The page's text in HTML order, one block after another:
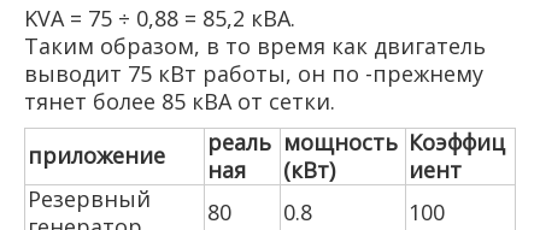
KVA = 75 ÷ 0,88 = 85,2 кВА.
Таким образом, в то время как двигатель
выводит 75 кВт работы, он по -прежнему
тянет более 85 кВА от сетки.
приложение
реаль
ная
мощность
(кВт)
Коэффиц
иент
Резервный
80 0.8 100